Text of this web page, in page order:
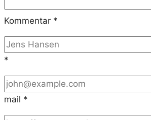
Kommentar *
*
mail *